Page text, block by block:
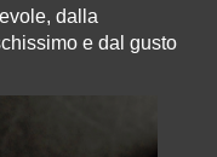
dalla
e dal gusto